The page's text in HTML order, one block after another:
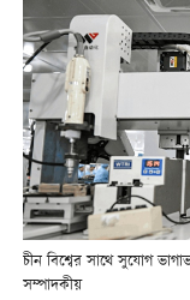
চীন বিশ্বের সাথে সুযোগ
সম্পাদকীয়